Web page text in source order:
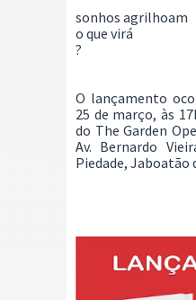
sonhos agrilhoam
o que virá
?
O lançamento
25 de março, às
do The Garden
Av. Bernardo
Piedade, Jaboatão